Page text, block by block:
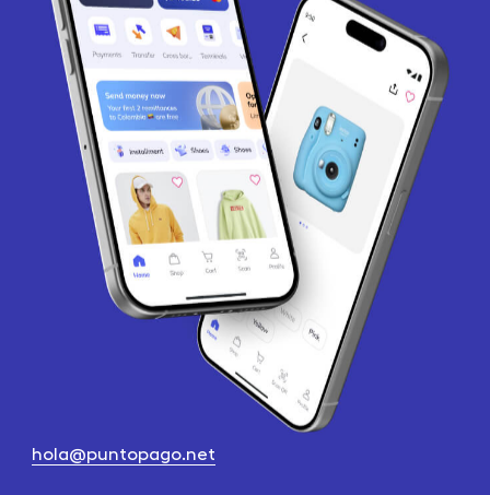
hola@puntopago.net